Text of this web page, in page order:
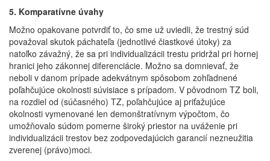
5. Komparatívne úvahy
Možno opakovane potvrdiť to, čo sme už uviedli, že trestný súd
považoval skutok páchateľa (jednotlivé čiastkové útoky) za
natoľko závažný, že sa pri individualizácii trestu pridržal pri hornej
hranici jeho zákonnej diferenciácie. Možno sa domnievať, že
neboli v danom prípade adekvátnym spôsobom zohľadnené
poľahčujúce okolnosti súvisiace s prípadom. V pôvodnom TZ boli,
na rozdiel od (súčasného) TZ, poľahčujúce aj priťažujúce
okolnosti vymenované len demonštratívnym výpočtom, čo
umožňovalo súdom pomerne široký priestor na uváženie pri
individualizácii trestov bez zodpovedajúcich garancií nezneužitia
zverenej (právo)moci.